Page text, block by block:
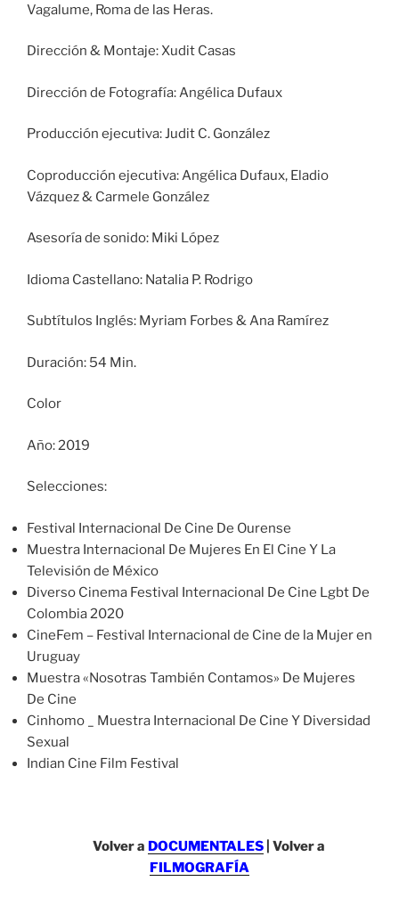
Vagalume, Roma de las Heras.
Dirección & Montaje: Xudit Casas
Dirección de Fotografía: Angélica Dufaux
Producción ejecutiva: Judit C. González
Coproducción ejecutiva: Angélica Dufaux, Eladio
Vázquez & Carmele González
Asesoría de sonido: Miki López
Idioma Castellano: Natalia P. Rodrigo
Subtítulos Inglés: Myriam Forbes & Ana Ramírez
Duración: 54 Min.
Color
Año: 2019
Selecciones:
Festival Internacional De Cine De Ourense
Muestra Internacional De Mujeres En El Cine Y La
Televisión de México
Diverso Cinema Festival Internacional De Cine Lgbt De
Colombia 2020
CineFem – Festival Internacional de Cine de la Mujer en
Uruguay
Muestra «Nosotras También Contamos» De Mujeres
De Cine
Cinhomo _ Muestra Internacional De Cine Y Diversidad
Sexual
Indian Cine Film Festival
Volver a DOCUMENTALES | Volver a
FILMOGRAFÍA